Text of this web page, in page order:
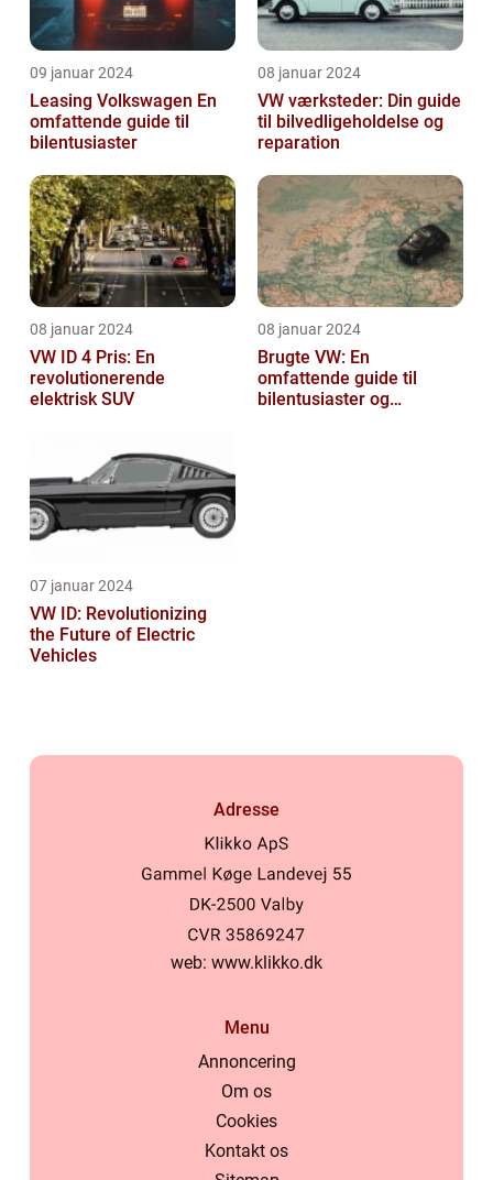
09 januar 2024
Leasing Volkswagen En
omfattende guide til
bilentusiaster
08 januar 2024
VW værksteder: Din guide
til bilvedligeholdelse og
reparation
08 januar 2024
VW ID 4 Pris: En
revolutionerende
elektrisk SUV
08 januar 2024
Brugte VW: En
omfattende guide til
bilentusiaster og
07 januar 2024
VW ID: Revolutionizing
the Future of Electric
Vehicles
Adresse
web: www.klikko.dk
Menu
Annoncering
Om os
Cookies
Kontakt os